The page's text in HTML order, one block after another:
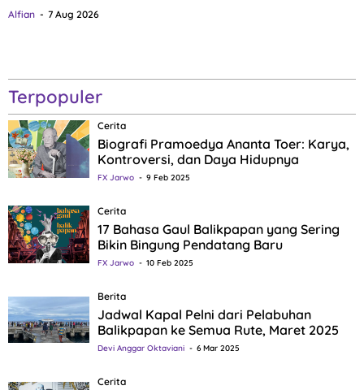
Alfian 7 Aug 2026
Terpopuler
Cerita
Biografi Pramoedya Ananta Toer: Karya,
Kontroversi, dan Daya Hidupnya
FX Jarwo 9 Feb 2025
Cerita
17 Bahasa Gaul Balikpapan yang Sering
Bikin Bingung Pendatang Baru
FX Jarwo 10 Feb 2025
Berita
Jadwal Kapal Pelni dari Pelabuhan
Balikpapan ke Semua Rute, Maret 2025
Devi Anggar Oktaviani 6 Mar 2025
Cerita